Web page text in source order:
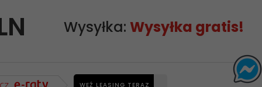
Wysyłka: Wysyłka gratis!
WEŹ LEASING TERAZ